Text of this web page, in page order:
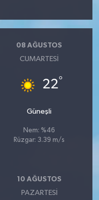
08 AĞUSTOS
CUMARTESI
22°
Güneşli
Nem: %46
Rüzgar: 3.39 m/s
10 AĞUSTOS
PAZARTESI